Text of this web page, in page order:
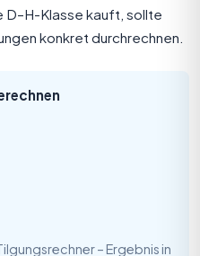
D–H-Klasse kauft, sollte
konkret durchrechnen.
– Ergebnis in